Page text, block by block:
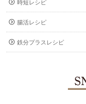
時短レシピ
腸活レシピ
鉄分プラスレシピ